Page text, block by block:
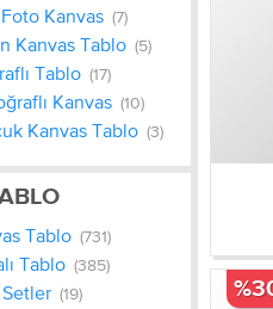
Kanvas (7)
Kanvas Tablo (5)
Tablo (17)
Kanvas (10)
Kanvas Tablo (3)
Tablo (731)
Tablo (385)
Setler (19)